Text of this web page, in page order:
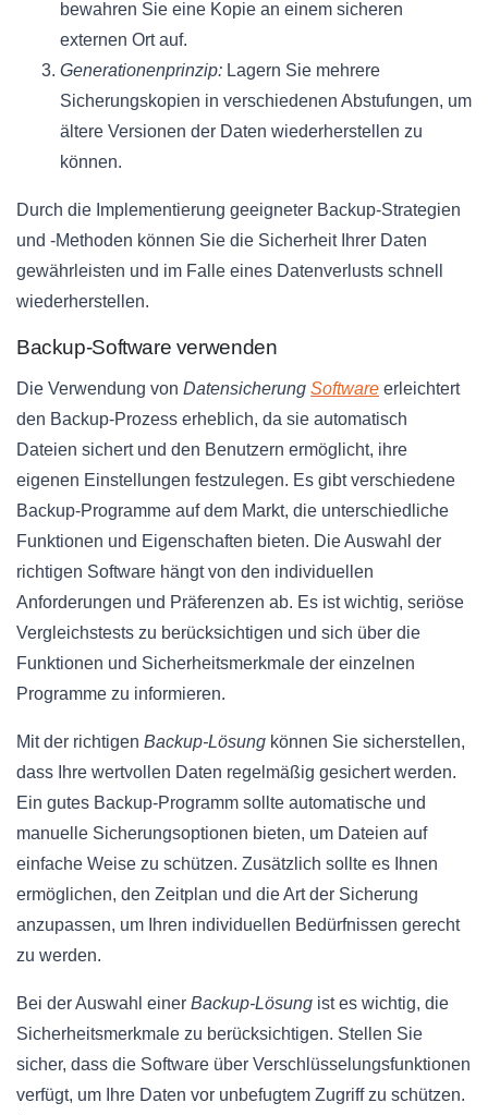
bewahren Sie eine Kopie an einem sicheren
externen Ort auf.
Generationenprinzip: Lagern Sie mehrere
Sicherungskopien in verschiedenen Abstufungen, um
ältere Versionen der Daten wiederherstellen zu
können.
Durch die Implementierung geeigneter Backup-Strategien
und -Methoden können Sie die Sicherheit Ihrer Daten
gewährleisten und im Falle eines Datenverlusts schnell
wiederherstellen.
Backup-Software verwenden
Die Verwendung von Datensicherung Software erleichtert
den Backup-Prozess erheblich, da sie automatisch
Dateien sichert und den Benutzern ermöglicht, ihre
eigenen Einstellungen festzulegen. Es gibt verschiedene
Backup-Programme auf dem Markt, die unterschiedliche
Funktionen und Eigenschaften bieten. Die Auswahl der
richtigen Software hängt von den individuellen
Anforderungen und Präferenzen ab. Es ist wichtig, seriöse
Vergleichstests zu berücksichtigen und sich über die
Funktionen und Sicherheitsmerkmale der einzelnen
Programme zu informieren.
Mit der richtigen Backup-Lösung können Sie sicherstellen,
dass Ihre wertvollen Daten regelmäßig gesichert werden.
Ein gutes Backup-Programm sollte automatische und
manuelle Sicherungsoptionen bieten, um Dateien auf
einfache Weise zu schützen. Zusätzlich sollte es Ihnen
ermöglichen, den Zeitplan und die Art der Sicherung
anzupassen, um Ihren individuellen Bedürfnissen gerecht
zu werden.
Bei der Auswahl einer Backup-Lösung ist es wichtig, die
Sicherheitsmerkmale zu berücksichtigen. Stellen Sie
sicher, dass die Software über Verschlüsselungsfunktionen
verfügt, um Ihre Daten vor unbefugtem Zugriff zu schützen.